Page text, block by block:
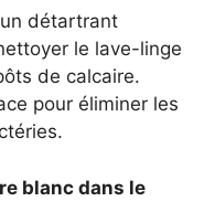
détartrant
le lave-linge
de calcaire.
pour éliminer les
blanc dans le